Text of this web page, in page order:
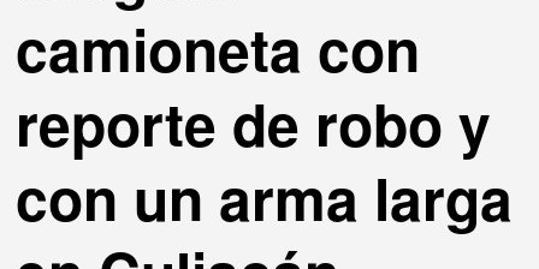
camioneta con
reporte de robo y
con un arma larga